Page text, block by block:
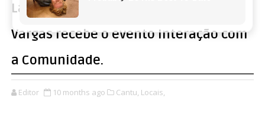
Laranjeiras do Sul - Bairro Presidente
Vargas recebe o evento Interação com
a Comunidade.
Editor 10 months ago Cantu, Locais,